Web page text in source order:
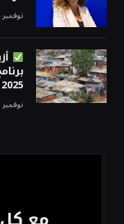
نوفمبر 5, 2025
2025
نوفمبر 5, 2025